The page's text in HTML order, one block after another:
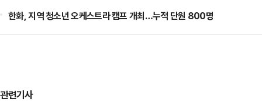
한화, 지역 청소년 오케스트라 캠프 개최…누적 단원 800명
관련기사